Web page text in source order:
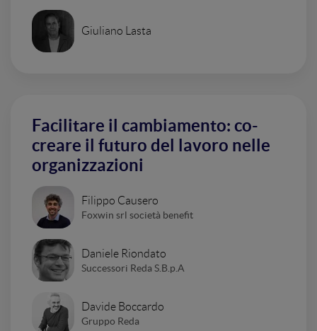
Giuliano Lasta
Facilitare il cambiamento: co-
creare il futuro del lavoro nelle
organizzazioni
Filippo Causero
Foxwin srl società benefit
Daniele Riondato
Successori Reda S.B.p.A
Davide Boccardo
Gruppo Reda